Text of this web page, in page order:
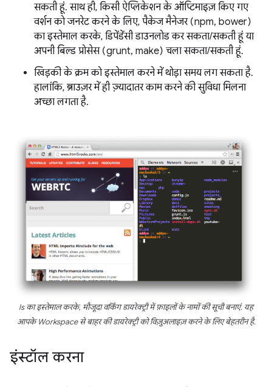
सकती हूं. साथ ही, किसी ऐप्लिकेशन के ऑप्टिमाइज़ किए गए
वर्शन को जनरेट करने के लिए, पैकेज मैनेजर (npm, bower)
का इस्तेमाल करके, डिपेंडेंसी डाउनलोड कर सकता/सकती हूं या
अपनी बिल्ड प्रोसेस (grunt, make) चला सकता/सकती हूं.
खिड़की के क्रम को इस्तेमाल करने में थोड़ा समय लग सकता है.
हालांकि, ब्राउज़र में ही ज़्यादातर काम करने की सुविधा मिलना
अच्छा लगता है.
lsका इस्तेमाल करके, मौजूदा वर्किंग डायरेक्ट्री में फ़ाइलों के नामों की सूची बनाएं. यह
आपके Workspace से बाहर की डायरेक्ट्री को विज़ुअलाइज़ करने के लिए बेहतरीन है.
इंस्टॉल करना